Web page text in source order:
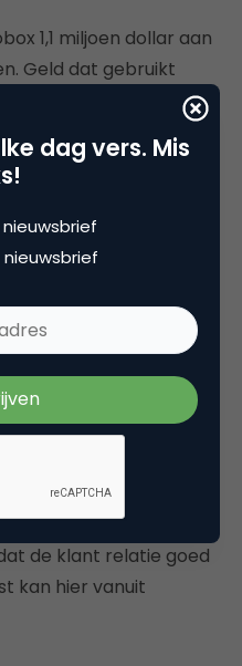
1,1 miljoen dollar aan
Geld dat gebruikt
investeren in het
buitenland. “We willen
gaan maken met
ontwikkelen.”
met name Engeland
worden
een bureau bij een
de markt te
wel met relatief
starten. Het gaat
die bestaan uit
doen of partnerships
de klant relatie goed
kan hier vanuit
dag vers. Mis
nieuwsbrief